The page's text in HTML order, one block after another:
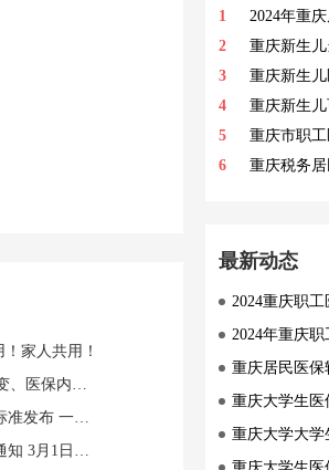
家人共用！
1
2
3
4
5
6
最新动态